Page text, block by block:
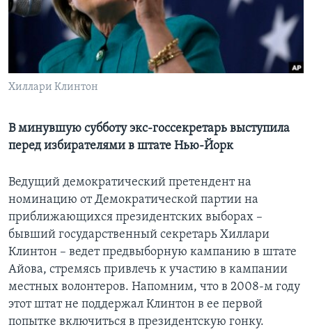
Learning English
СОЦИАЛЬНЫЕ СЕТИ
Языки
Хиллари Клинтон
В минувшую субботу экс-госсекретарь выступила
перед избирателями в штате Нью-Йорк
Ведущий демократический претендент на
номинацию от Демократической партии на
приближающихся президентских выборах –
бывший государственный секретарь Хиллари
Клинтон – ведет предвыборную кампанию в штате
Айова, стремясь привлечь к участию в кампании
местных волонтеров. Напомним, что в 2008-м году
этот штат не поддержал Клинтон в ее первой
попытке включиться в президентскую гонку.